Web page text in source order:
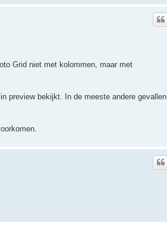
Grid niet met kolommen, maar met
preview bekijkt. In de meeste andere gevallen